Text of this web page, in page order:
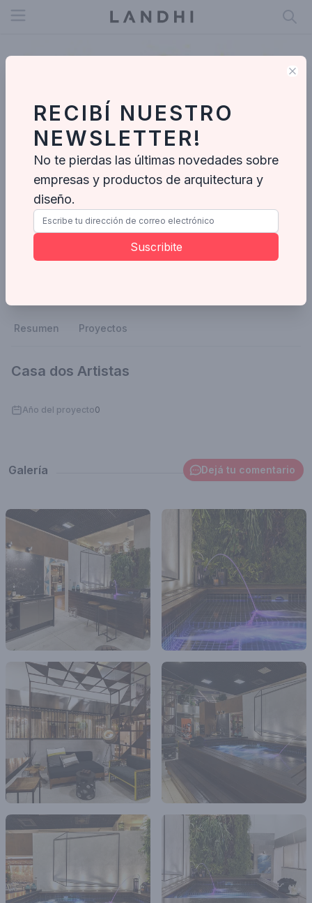
Open menu
Flavia Campos Interiores
Enviar mensaje
Resumen Proyectos
Casa dos Artistas
Año del proyecto0
Galería Dejá tu comentario
RECIBÍ NUESTRO
NEWSLETTER!
No te pierdas las últimas novedades sobre
empresas y productos de arquitectura y
diseño.
Suscribite